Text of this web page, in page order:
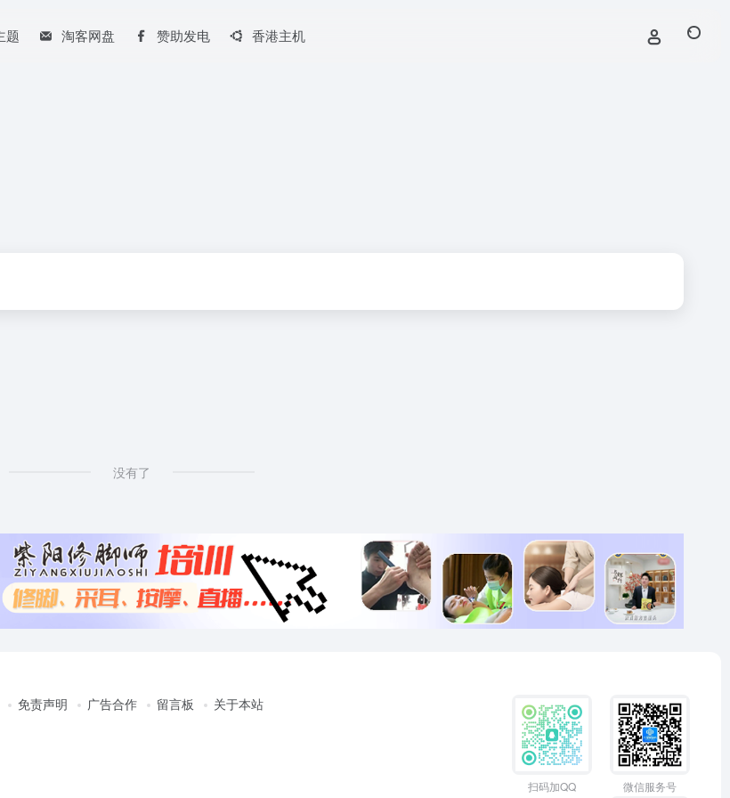
题 淘客网盘 赞助发电 香港主机
没有了
免责声明 广告合作 留言板 关于本站
扫码加QQ 微信服务号